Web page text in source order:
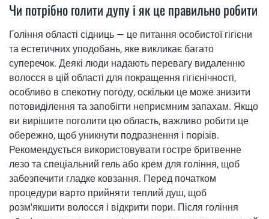
Чи потрібно голити дупу і як це правильно робити
Гоління області сідниць — це питання особистої гігієни
та естетичних уподобань, яке викликає багато
суперечок. Деякі люди надають перевагу видаленню
волосся в цій області для покращення гігієнічності,
особливо в спекотну погоду, оскільки це може знизити
потовиділення та запобігти неприємним запахам. Якщо
ви вирішите поголити цю область, важливо робити це
обережно, щоб уникнути подразнення і порізів.
Рекомендується використовувати гостре бритвенне
лезо та спеціальний гель або крем для гоління, щоб
забезпечити гладке ковзання. Перед початком
процедури варто прийняти теплий душ, щоб
розм'якшити волосся і відкрити пори. Після гоління